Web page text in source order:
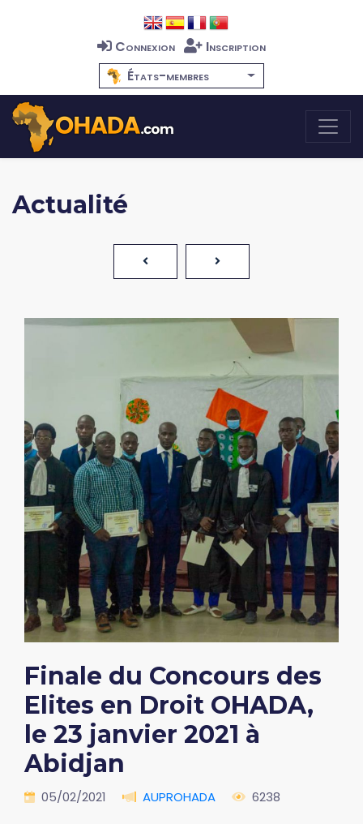
Connexion
Inscription
États-membres
Actualité
Finale du Concours des
Elites en Droit OHADA,
le 23 janvier 2021 à
Abidjan
05/02/2021 AUPROHADA 6238